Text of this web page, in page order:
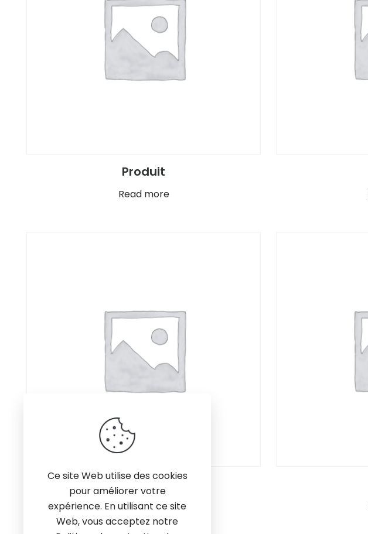
Produit
Read more
Produit
Read more
Ce site Web utilise des cookies
pour améliorer votre
expérience. En utilisant ce site
Web, vous acceptez notre